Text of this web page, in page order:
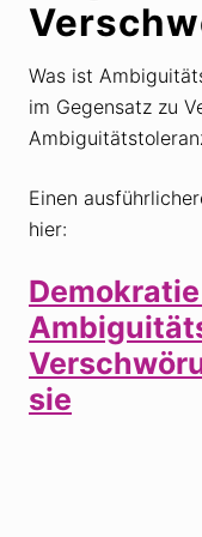
Was ist
im Gegensatz zu
Einen
hier:
sie